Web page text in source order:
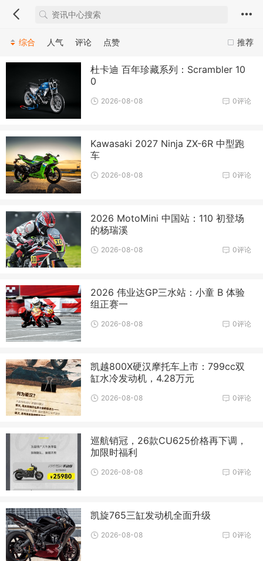
推荐
综合 人气 评论 点赞
杜卡迪 百年珍藏系列：Scrambler 10
0
0评论
2026-08-08
Kawasaki 2027 Ninja ZX-6R 中型跑
车
0评论
2026-08-08
2026 MotoMini 中国站：110 初登场
的杨瑞溪
0评论
2026-08-08
2026 伟业达GP三水站：小童 B 体验
组正赛一
0评论
2026-08-08
凯越800X硬汉摩托车上市：799cc双
缸水冷发动机，4.28万元
0评论
2026-08-08
巡航销冠，26款CU625价格再下调，
加限时福利
0评论
2026-08-08
凯旋765三缸发动机全面升级
0评论
2026-08-08